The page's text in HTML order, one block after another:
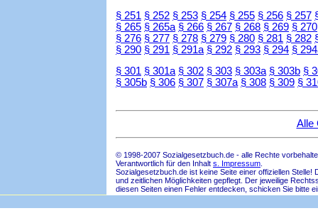
§ 251 § 252 § 253 § 254 § 255 § 256 § 257
§ 265 § 265a § 266 § 267 § 268 § 269 § 270
§ 276 § 277 § 278 § 279 § 280 § 281 § 282
§ 290 § 291 § 291a § 292 § 293 § 294 §
§ 301 § 301a § 302 § 303 § 303a § 303b §
§ 305b § 306 § 307 § 307a § 308 § 309 §
Alle
© 1998-2007 Sozialgesetzbuch.de - alle Rechte
Verantwortlich für den Inhalt s. Impressum
Sozialgesetzbuch.de ist keine Seite einer offiziellen
und zeitlichen Möglichkeiten gepflegt. Der jeweilige
diesen Seiten einen Fehler entdecken, schicken Sie bitte